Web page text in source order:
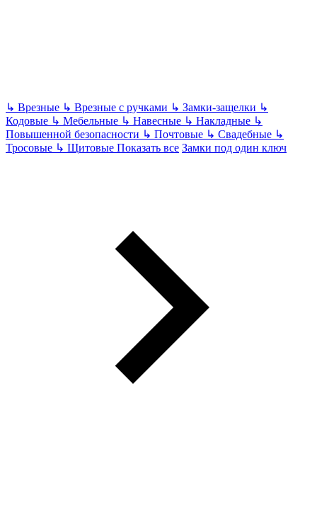
↳ Врезные ↳ Врезные с ручками ↳ Замки-защелки ↳
Кодовые ↳ Мебельные ↳ Навесные ↳ Накладные ↳
Повышенной безопасности ↳ Почтовые ↳ Свадебные ↳
Тросовые ↳ Щитовые Показать все Замки под один ключ